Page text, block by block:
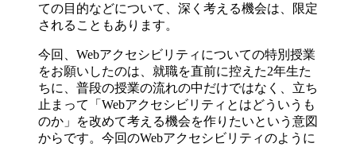
ての目的などについて、深く考える機会は、限定
されることもあります。
今回、Webアクセシビリティについての特別授業
をお願いしたのは、就職を直前に控えた2年生た
ちに、普段の授業の流れの中だけではなく、立ち
止まって「Webアクセシビリティとはどういうも
のか」を改めて考える機会を作りたいという意図
からです。今回のWebアクセシビリティのように